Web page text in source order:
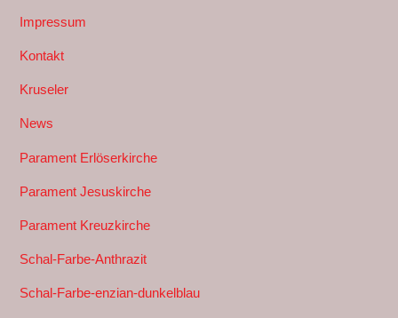
Impressum
Kontakt
Kruseler
News
Parament Erlöserkirche
Parament Jesuskirche
Parament Kreuzkirche
Schal-Farbe-Anthrazit
Schal-Farbe-enzian-dunkelblau